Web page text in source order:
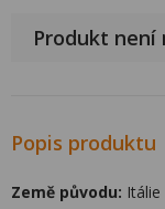
Produkt není
Popis produktu
Země původu: Itálie